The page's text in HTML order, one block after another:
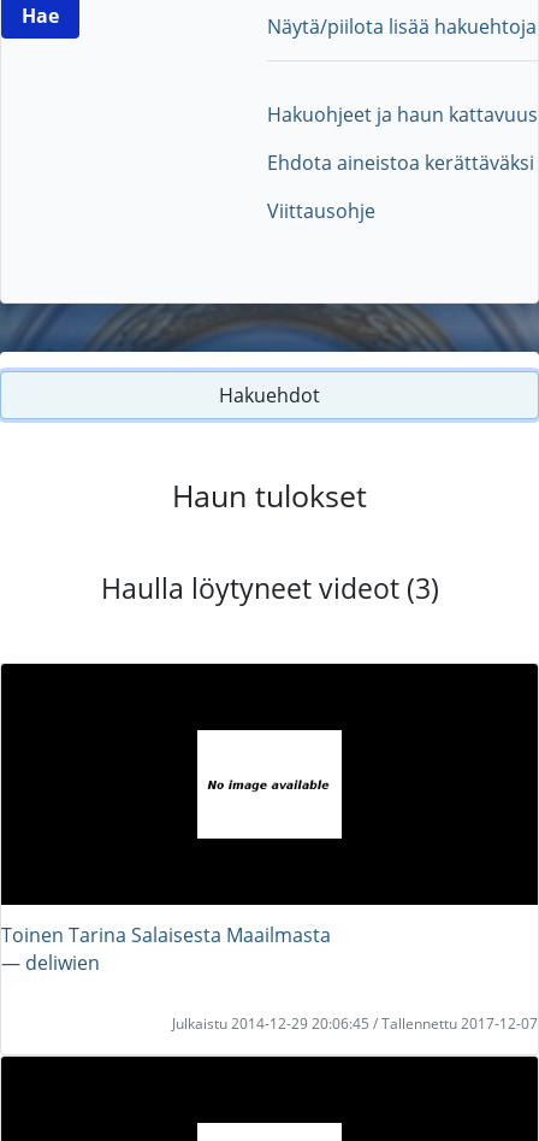
Näytä/piilota lisää hakuehtoja
Hakuohjeet ja haun kattavuus
Ehdota aineistoa kerättäväksi
Viittausohje
Hakuehdot
Haun tulokset
Haulla löytyneet videot (3)
Toinen Tarina Salaisesta Maailmasta
― deliwien
Julkaistu 2014-12-29 20:06:45 / Tallennettu 2017-12-07